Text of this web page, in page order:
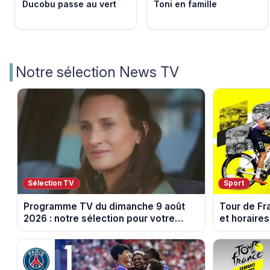
Ducobu passe au vert Toni en famille
Notre sélection News TV
Sélection TV
Programme TV du dimanche 9 août
2026 : notre sélection pour votre
soirée télé
Sport
Tour de
et
Nice